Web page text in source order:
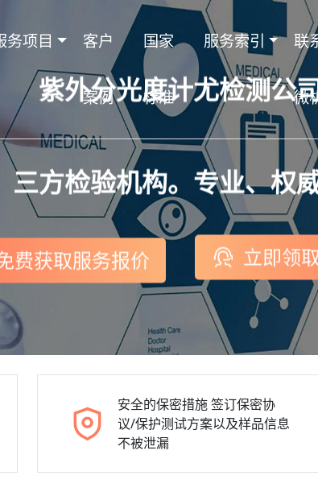
务项目 客户
案例
国家
标准
服务索引 联
微
紫外分光度计尤检测公
方检验机构。专业、权
费获取服务报价 立即领
安全的保密措施签订保密协
议/保护测试方案以及样品信息
不被泄漏